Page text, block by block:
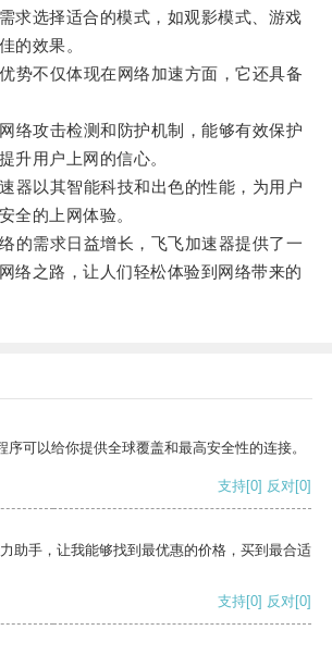
求选择适合的模式，如观影模式、游戏
的效果。
不仅体现在网络加速方面，它还具备
攻击检测和防护机制，能够有效保护
升用户上网的信心。
以其智能科技和出色的性能，为用户
全的上网体验。
需求日益增长，飞飞加速器提供了一
络之路，让人们轻松体验到网络带来的
可以给你提供全球覆盖和最高安全性的连接。
支持[0] 反对[0]
助手，让我能够找到最优惠的价格，买到最合适
支持[0] 反对[0]